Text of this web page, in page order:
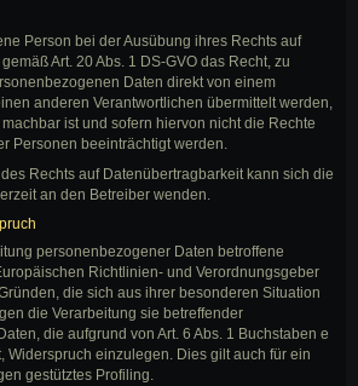
Person bei der Ausübung ihres Rechts auf
Art. 20 Abs. 1 DS-GVO das Recht, zu
Daten direkt von einem
anderen Verantwortlichen übermittelt werden,
ist und sofern hiervon nicht die Rechte
Personen beeinträchtigt werden.
Rechts auf Datenübertragbarkeit kann sich die
an den Betreiber wenden.
personenbezogener Daten betroffene
Richtlinien- und Verordnungsgeber
die sich aus ihrer besonderen Situation
die Verarbeitung sie betreffender
die aufgrund von Art. 6 Abs. 1 Buchstaben e
Widerspruch einzulegen. Dies gilt auch für ein
gestütztes Profiling.